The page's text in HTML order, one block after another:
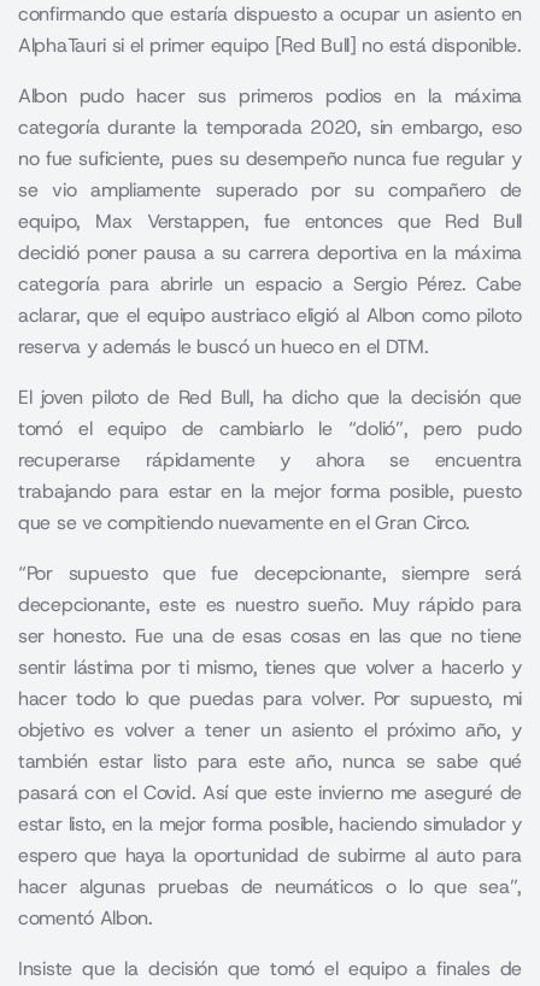
confirmando que estaría dispuesto a ocupar un asiento en
AlphaTauri si el primer equipo [Red Bull] no está disponible.
Albon pudo hacer sus primeros podios en la máxima
categoría durante la temporada 2020, sin embargo, eso
no fue suficiente, pues su desempeño nunca fue regular y
se vio ampliamente superado por su compañero de
equipo, Max Verstappen, fue entonces que Red Bull
decidió poner pausa a su carrera deportiva en la máxima
categoría para abrirle un espacio a Sergio Pérez. Cabe
aclarar, que el equipo austriaco eligió al Albon como piloto
reserva y además le buscó un hueco en el DTM.
El joven piloto de Red Bull, ha dicho que la decisión que
tomó el equipo de cambiarlo le “dolió”, pero pudo
recuperarse rápidamente y ahora se encuentra
trabajando para estar en la mejor forma posible, puesto
que se ve compitiendo nuevamente en el Gran Circo.
“Por supuesto que fue decepcionante, siempre será
decepcionante, este es nuestro sueño. Muy rápido para
ser honesto. Fue una de esas cosas en las que no tiene
sentir lástima por ti mismo, tienes que volver a hacerlo y
hacer todo lo que puedas para volver. Por supuesto, mi
objetivo es volver a tener un asiento el próximo año, y
también estar listo para este año, nunca se sabe qué
pasará con el Covid. Así que este invierno me aseguré de
estar listo, en la mejor forma posible, haciendo simulador y
espero que haya la oportunidad de subirme al auto para
hacer algunas pruebas de neumáticos o lo que sea”,
comentó Albon.
Insiste que la decisión que tomó el equipo a finales de